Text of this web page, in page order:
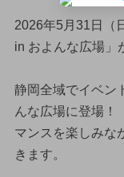
2026年5月31日（
in およんな広場」
静岡全域でイベン
んな広場に登場
マンスを楽しみな
きます。